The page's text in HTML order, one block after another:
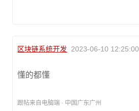
区块链系统开发 2023-06-10 12:25:00
懂的都懂
跟帖来自电脑端 · 中国广东广州